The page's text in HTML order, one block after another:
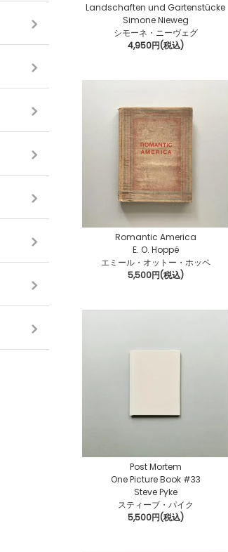
Landschaften und Gartenstücke
Simone Nieweg
シモーネ・ニーヴェグ
4,950円(税込)
Romantic America
E. O. Hoppé
エミール・オットー・ホッペ
5,500円(税込)
Post Mortem
One Picture Book #33
Steve Pyke
スティーブ・パイク
5,500円(税込)